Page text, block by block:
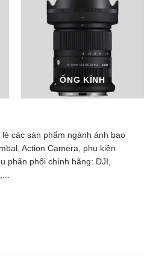
ỐNG KÍNH
các sản phẩm ngành ảnh bao
Action Camera, phụ kiện
phân phối chính hãng: DJI,